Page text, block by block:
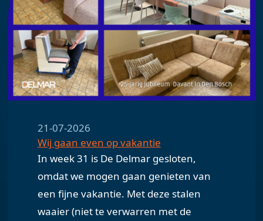
21-07-2026
Wij gaan even op vakantie
In week 31 is De Delmar gesloten,
omdat we mogen gaan genieten van
een fijne vakantie. Met deze stalen
waaier (niet te verwarren met de